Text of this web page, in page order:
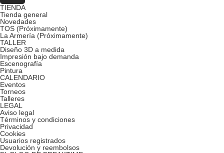
TIENDA
Tienda general
Novedades
TOS (Próximamente)
La Armería (Próximamente)
TALLER
Diseño 3D a medida
Impresión bajo demanda
Escenografía
Pintura
CALENDARIO
Eventos
Torneos
Talleres
LEGAL
Aviso legal
Términos y condiciones
Privacidad
Cookies
Usuarios registrados
Devolución y reembolsos